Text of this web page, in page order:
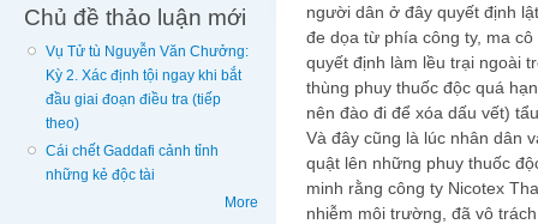
Chủ đề thảo luận mới
Vụ Tử tù Nguyễn Văn Chưởng:
Kỳ 2. Xác định tội ngay khi bắt
đầu giai đoạn điều tra (tiếp
theo)
Cái chết Gaddafi cảnh tỉnh
những kẻ độc tài
More
người dân ở đây quyết định
đe dọa từ phía công ty, ma
quyết định làm lều trại ngoài
thùng phuy thuốc độc quá
nên đào đi để xóa dấu vết)
Và đây cũng là lúc nhân dân
quật lên những phuy thuốc
minh rằng công ty Nicotex
nhiễm môi trường, đã vô